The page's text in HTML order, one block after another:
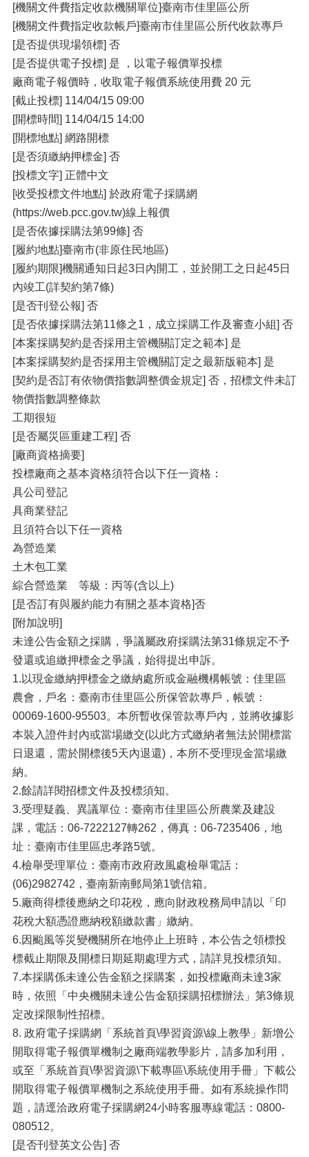
[機關文件費指定收款機關單位]臺南市佳里區公所
[機關文件費指定收款帳戶]臺南市佳里區公所代收款專戶
[是否提供現場領標] 否
[是否提供電子投標] 是 ，以電子報價單投標
廠商電子報價時，收取電子報價系統使用費 20 元
[截止投標] 114/04/15 09:00
[開標時間] 114/04/15 14:00
[開標地點] 網路開標
[是否須繳納押標金] 否
[投標文字] 正體中文
[收受投標文件地點] 於政府電子採購網
(https://web.pcc.gov.tw)線上報價
[是否依據採購法第99條] 否
[履約地點]臺南市(非原住民地區)
[履約期限]機關通知日起3日內開工，並於開工之日起45日
內竣工(詳契約第7條)
[是否刊登公報] 否
[是否依據採購法第11條之1，成立採購工作及審查小組] 否
[本案採購契約是否採用主管機關訂定之範本] 是
[本案採購契約是否採用主管機關訂定之最新版範本] 是
[契約是否訂有依物價指數調整價金規定] 否，招標文件未訂
物價指數調整條款
工期很短
[是否屬災區重建工程] 否
[廠商資格摘要]
投標廠商之基本資格須符合以下任一資格：
具公司登記
具商業登記
且須符合以下任一資格
為營造業
土木包工業
綜合營造業 等級：丙等(含以上)
[是否訂有與履約能力有關之基本資格]否
[附加說明]
未達公告金額之採購，爭議屬政府採購法第31條規定不予
發還或追繳押標金之爭議，始得提出申訴。
1.以現金繳納押標金之繳納處所或金融機構帳號：佳里區
農會，戶名：臺南市佳里區公所保管款專戶，帳號：
00069-1600-95503。本所暫收保管款專戶內，並將收據影
本裝入證件封內或當場繳交(以此方式繳納者無法於開標當
日退還，需於開標後5天內退還)，本所不受理現金當場繳
納。
2.餘請詳閱招標文件及投標須知。
3.受理疑義、異議單位：臺南市佳里區公所農業及建設
課，電話：06-7222127轉262，傳真：06-7235406，地
址：臺南市佳里區忠孝路5號。
4.檢舉受理單位：臺南市政府政風處檢舉電話：
(06)2982742，臺南新南郵局第1號信箱。
5.廠商得標後應納之印花稅，應向財政稅務局申請以「印
花稅大額憑證應納稅額繳款書」繳納。
6.因颱風等災變機關所在地停止上班時，本公告之領標投
標截止期限及開標日期延期處理方式，請詳見投標須知。
7.本採購係未達公告金額之採購案，如投標廠商未達3家
時，依照「中央機關未達公告金額採購招標辦法」第3條規
定改採限制性招標。
8. 政府電子採購網「系統首頁\學習資源\線上教學」新增公
開取得電子報價單機制之廠商端教學影片，請多加利用，
或至「系統首頁\學習資源\下載專區\系統使用手冊」下載公
開取得電子報價單機制之系統使用手冊。如有系統操作問
題，請逕洽政府電子採購網24小時客服專線電話：0800-
080512。
[是否刊登英文公告] 否